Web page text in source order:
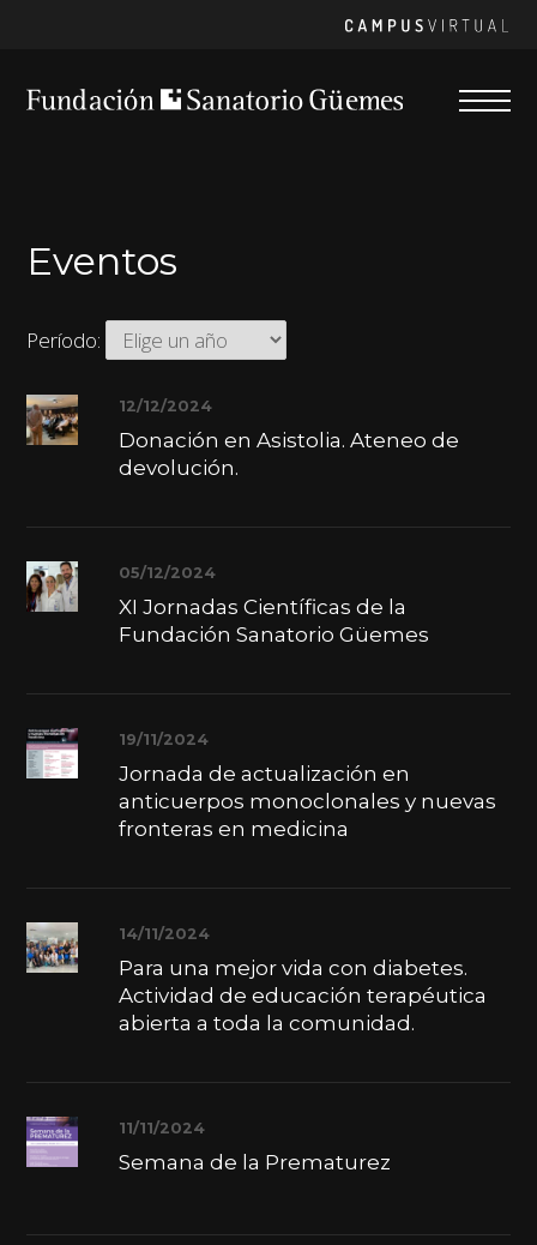
Eventos
Período:
12/12/2024
Donación en Asistolia. Ateneo de
devolución.
05/12/2024
XI Jornadas Científicas de la
Fundación Sanatorio Güemes
19/11/2024
Jornada de actualización en
anticuerpos monoclonales y nuevas
fronteras en medicina
14/11/2024
Para una mejor vida con diabetes.
Actividad de educación terapéutica
abierta a toda la comunidad.
11/11/2024
Semana de la Prematurez